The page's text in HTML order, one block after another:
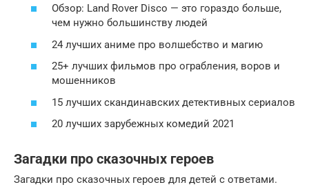
Обзор: Land Rover Disco — это гораздо больше,
чем нужно большинству людей
24 лучших аниме про волшебство и магию
25+ лучших фильмов про ограбления, воров и
мошенников
15 лучших скандинавских детективных сериалов
20 лучших зарубежных комедий 2021
Загадки про сказочных героев
Загадки про сказочных героев для детей с ответами.